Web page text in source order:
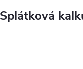
Splátková